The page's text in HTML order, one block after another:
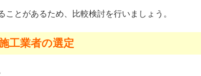
とがあるため、比較検討を行いましょう。
工業者の選定